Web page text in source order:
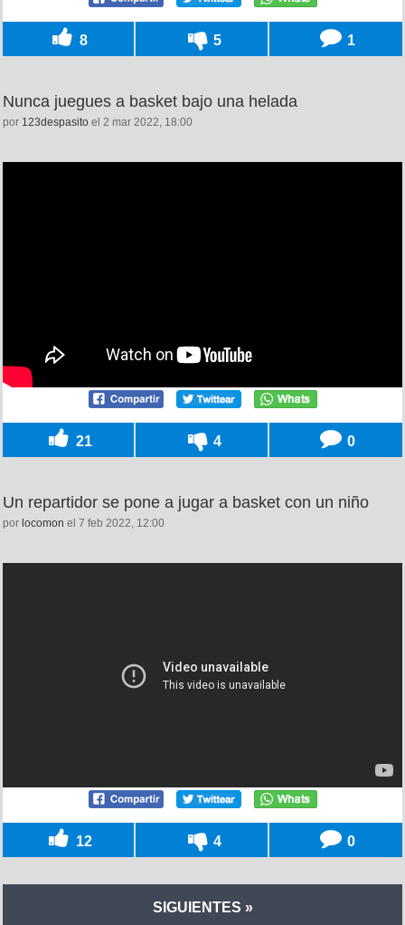
8 5 1
Nunca juegues a basket bajo una helada
por 123despasito el 2 mar 2022, 18:00
21 4 0
Un repartidor se pone a jugar a basket con un niño
por locomon el 7 feb 2022, 12:00
12 4 0
SIGUIENTES »